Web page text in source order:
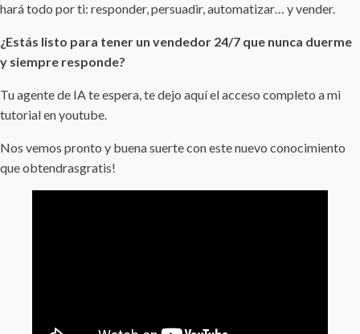
hará todo por ti: responder, persuadir, automatizar… y vender.
¿Estás listo para tener un vendedor 24/7 que nunca duerme
y siempre responde?
Tu agente de IA te espera, te dejo aquí el acceso completo a mi
tutorial en youtube.
Nos vemos pronto y buena suerte con este nuevo conocimiento
que obtendrasgratis!